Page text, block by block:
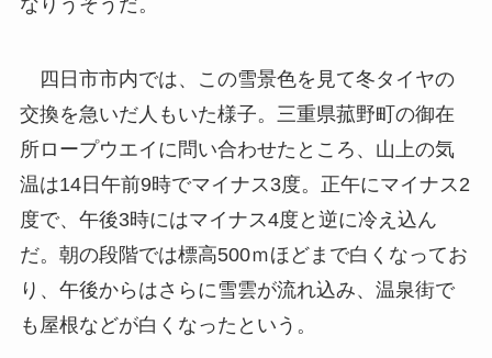
四日市市内では、この雪景色を見て冬タイヤの
交換を急いだ人もいた様子。三重県菰野町の御在
所ロープウエイに問い合わせたところ、山上の気
温は14日午前9時でマイナス3度。正午にマイナス2
度で、午後3時にはマイナス4度と逆に冷え込ん
だ。朝の段階では標高500ｍほどまで白くなってお
り、午後からはさらに雪雲が流れ込み、温泉街で
も屋根などが白くなったという。